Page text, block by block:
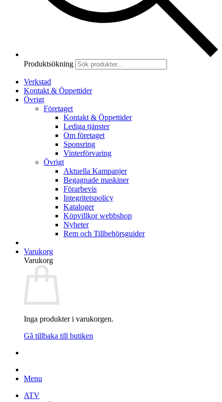
Produktsökning
Verkstad
Kontakt & Öppettider
Övrigt
Företaget
Kontakt & Öppettider
Lediga tjänster
Om företaget
Sponsring
Vinterförvaring
Övrigt
Aktuella Kampanjer
Begagnade maskiner
Förarbevis
Integritetspolicy
Kataloger
Köpvillkor webbshop
Nyheter
Rem och Tillbehörsguider
Varukorg
Varukorg
Inga produkter i varukorgen.
Gå tillbaka till butiken
Menu
ATV